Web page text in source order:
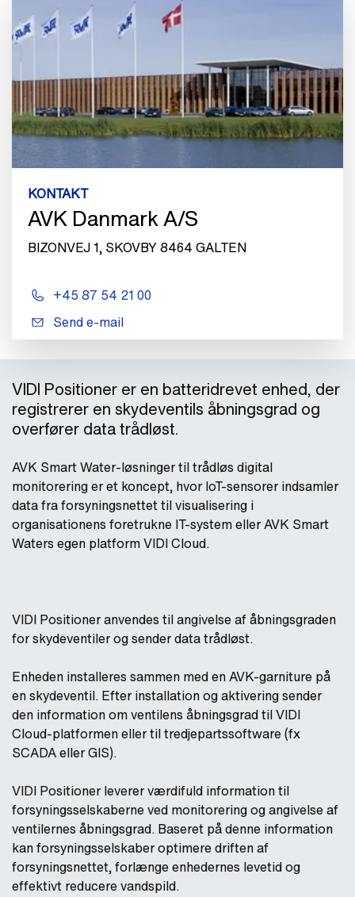
KONTAKT
AVK Danmark A/S
BIZONVEJ 1, SKOVBY 8464 GALTEN
+45 87 54 21 00
Send e-mail
VIDI Positioner er en batteridrevet enhed, der
registrerer en skydeventils åbningsgrad og
overfører data trådløst.
AVK Smart Water-løsninger til trådløs digital
monitorering er et koncept, hvor IoT-sensorer indsamler
data fra forsyningsnettet til visualisering i
organisationens foretrukne IT-system eller AVK Smart
Waters egen platform VIDI Cloud.
VIDI Positioner anvendes til angivelse af åbningsgraden
for skydeventiler og sender data trådløst.
Enheden installeres sammen med en AVK-garniture på
en skydeventil. Efter installation og aktivering sender
den information om ventilens åbningsgrad til VIDI
Cloud-platformen eller til tredjepartssoftware (fx
SCADA eller GIS).
VIDI Positioner leverer værdifuld information til
forsyningsselskaberne ved monitorering og angivelse af
ventilernes åbningsgrad. Baseret på denne information
kan forsyningsselskaber optimere driften af
forsyningsnettet, forlænge enhedernes levetid og
effektivt reducere vandspild.